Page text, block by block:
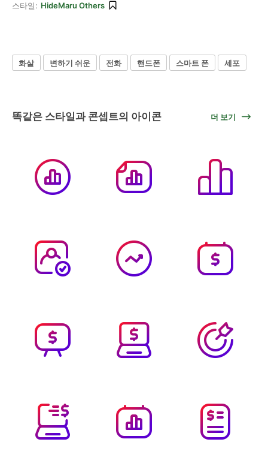
스타일: HideMaru Others
화살 변하기 쉬운 전화 핸드폰 스마트 폰 세포
똑같은 스타일과 콘셉트의 아이콘 더 보기